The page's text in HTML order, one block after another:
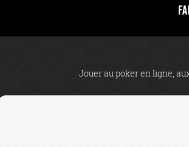
Jouer au poker en ligne,